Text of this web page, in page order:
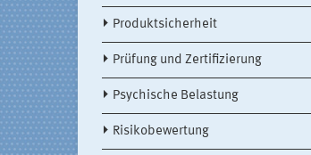
Produktsicherheit
Prüfung und Zertifizierung
Psychische Belastung
Risikobewertung